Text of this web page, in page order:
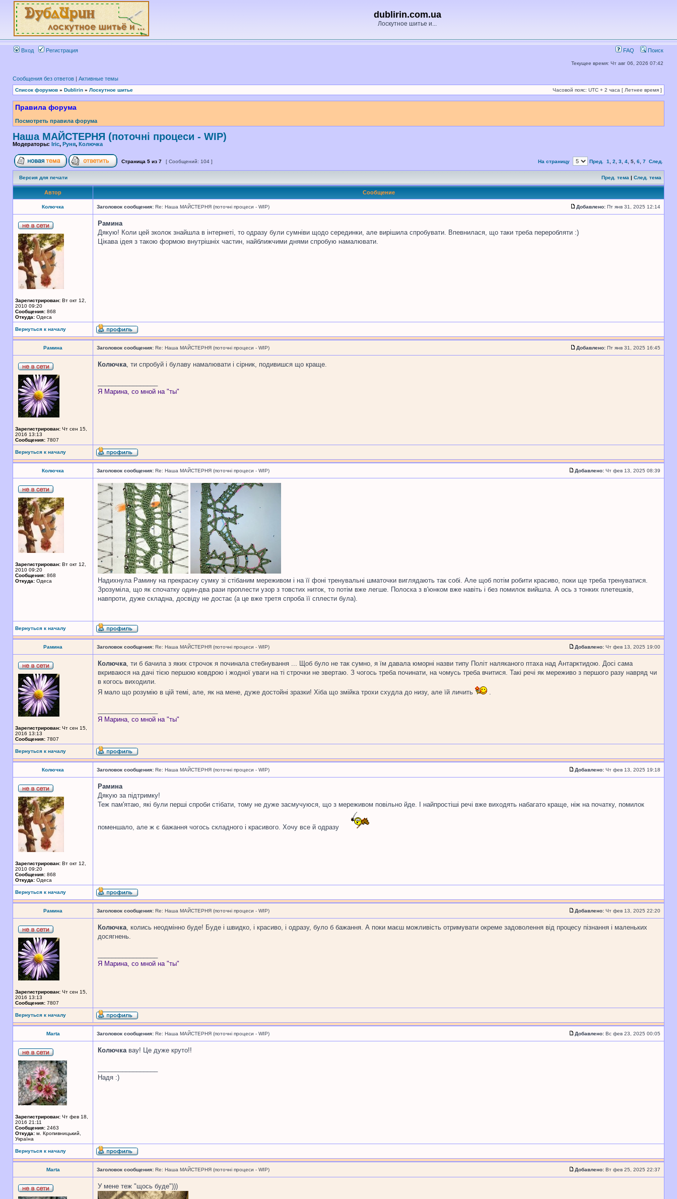
dublirin.com.ua
Лоскутное шитье и...
Вход Регистрация FAQ Поиск
Текущее время: Чт авг 06, 2026 07:42
Сообщения без ответов | Активные темы
Список форумов » Dublirin » Лоскутное шитье Часовой пояс: UTC + 2 часа [ Летнее время ]
Правила форума
Посмотреть правила форума
Наша МАЙСТЕРНЯ (поточні процеси - WIP)
Модераторы: Iric, Руня, Колючка
Страница 5 из 7 [ Сообщений: 104 ] На страницу Пред. 1 2 3 4 5 6 7 След.
Версия для печати Пред. тема | След. тема
Автор Сообщение
Колючка Заголовок сообщения: Re: Наша МАЙСТЕРНЯ (поточні процеси - WIP) Добавлено: Пт янв 31, 2025 12:14
Зарегистрирован: Вт окт 12,
2010 09:20
Сообщения: 868
Откуда: Одеса
Рамина
Дякую! Коли цей зколок знайшла в інтернеті, то одразу були сумніви щодо серединки, але вирішила спробувати. Впевнилася, що таки треба переробляти :)
Цікава ідея з такою формою внутрішніх частин, найближчими днями спробую намалювати.
Вернуться к началу
Рамина Заголовок сообщения: Re: Наша МАЙСТЕРНЯ (поточні процеси - WIP) Добавлено: Пт янв 31, 2025 16:45
Зарегистрирован: Чт сен 15,
2016 13:13
Сообщения: 7807
Колючка, ти спробуй і булаву намалювати і сірник, подивишся що краще.
Я Марина, со мной на "ты"
Вернуться к началу
Колючка Заголовок сообщения: Re: Наша МАЙСТЕРНЯ (поточні процеси - WIP) Добавлено: Чт фев 13, 2025 08:39
Зарегистрирован: Вт окт 12,
2010 09:20
Сообщения: 868
Откуда: Одеса
Надихнула Рамину на прекрасну сумку зі стібаним мереживом і на її фоні тренувальні шматочки виглядають так собі. Але щоб потім робити красиво, поки ще треба тренуватися.
Зрозуміла, що як спочатку один-два рази проплести узор з товстих ниток, то потім вже легше. Полоска з в'юнком вже навіть і без помилок вийшла. А ось з тонких плетешків,
навпроти, дуже складна, досвіду не достає (а це вже третя спроба її сплести була).
Вернуться к началу
Рамина Заголовок сообщения: Re: Наша МАЙСТЕРНЯ (поточні процеси - WIP) Добавлено: Чт фев 13, 2025 19:00
Зарегистрирован: Чт сен 15,
2016 13:13
Сообщения: 7807
Колючка, ти б бачила з яких строчок я починала стебнування ... Щоб було не так сумно, я їм давала юморні назви типу Політ наляканого птаха над Антарктидою. Досі сама
вкриваюся на дачі тією першою ковдрою і жодної уваги на ті строчки не звертаю. З чогось треба починати, на чомусь треба вчитися. Такі речі як мереживо з першого разу навряд чи
в когось виходили.
Я мало що розумію в цій темі, але, як на мене, дуже достойні зразки! Хіба що змійка трохи схудла до низу, але їй личить
.
Я Марина, со мной на "ты"
Вернуться к началу
Колючка Заголовок сообщения: Re: Наша МАЙСТЕРНЯ (поточні процеси - WIP) Добавлено: Чт фев 13, 2025 19:18
Зарегистрирован: Вт окт 12,
2010 09:20
Сообщения: 868
Откуда: Одеса
Рамина
Дякую за підтримку!
Теж пам'ятаю, які були перші спроби стібати, тому не дуже засмучуюся, що з мереживом повільно йде. І найпростіші речі вже виходять набагато краще, ніж на початку, помилок
поменшало, але ж є бажання чогось складного і красивого. Хочу все й одразу
Вернуться к началу
Рамина Заголовок сообщения: Re: Наша МАЙСТЕРНЯ (поточні процеси - WIP) Добавлено: Чт фев 13, 2025 22:20
Зарегистрирован: Чт сен 15,
2016 13:13
Сообщения: 7807
Колючка, колись неодмінно буде! Буде і швидко, і красиво, і одразу, було б бажання. А поки маєш можливість отримувати окреме задоволення від процесу пізнання і маленьких
досягнень.
Я Марина, со мной на "ты"
Вернуться к началу
Marta Заголовок сообщения: Re: Наша МАЙСТЕРНЯ (поточні процеси - WIP) Добавлено: Вс фев 23, 2025 00:05
Зарегистрирован: Чт фев 18,
2016 21:11
Сообщения: 2463
Откуда: м. Кропивницький,
Україна
Колючкавау! Це дуже круто!!
Надя :)
Вернуться к началу
Marta Заголовок сообщения: Re: Наша МАЙСТЕРНЯ (поточні процеси - WIP) Добавлено: Вт фев 25, 2025 22:37
У мене теж "щось буде")))